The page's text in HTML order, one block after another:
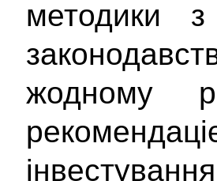
методики з
жодному